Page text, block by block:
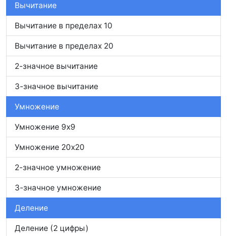
Вычитание
Вычитание в пределах 10
Вычитание в пределах 20
2-значное вычитание
3-значное вычитание
Умножение
Умножение 9x9
Умножение 20x20
2-значное умножение
3-значное умножение
Деление
Деление (2 цифры)